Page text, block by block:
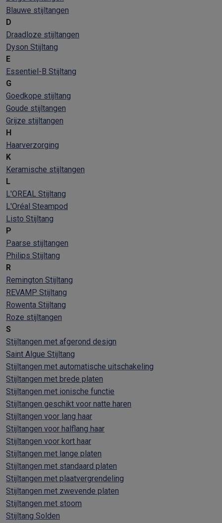
Blauwe stijltangen
D
Draadloze stijltangen
Dyson Stijltang
E
Essentiel-B Stijltang
G
Goedkope stijltang
Goude stijltangen
Grijze stijltangen
H
Haarverzorging
K
Keramische stijltangen
L
L'OREAL Stijltang
L'Oréal Steampod
Listo Stijltang
P
Paarse stijltangen
Philips Stijltang
R
Remington Stijltang
REVAMP Stijltang
Rowenta Stijltang
Roze stijltangen
S
Stijltangen met afgerond design
Saint Algue Stijltang
Stijltangen met automatische uitschakeling
Stijltangen met brede platen
Stijltangen met ionische functie
Stijltangen geschikt voor natte haren
Stijltangen voor lang haar
Stijltangen voor halflang haar
Stijltangen voor kort haar
Stijltangen met lange platen
Stijltangen met standaard platen
Stijltangen met plaatvergrendeling
Stijltangen met zwevende platen
Stijltangen met stoom
Stijltang Solden